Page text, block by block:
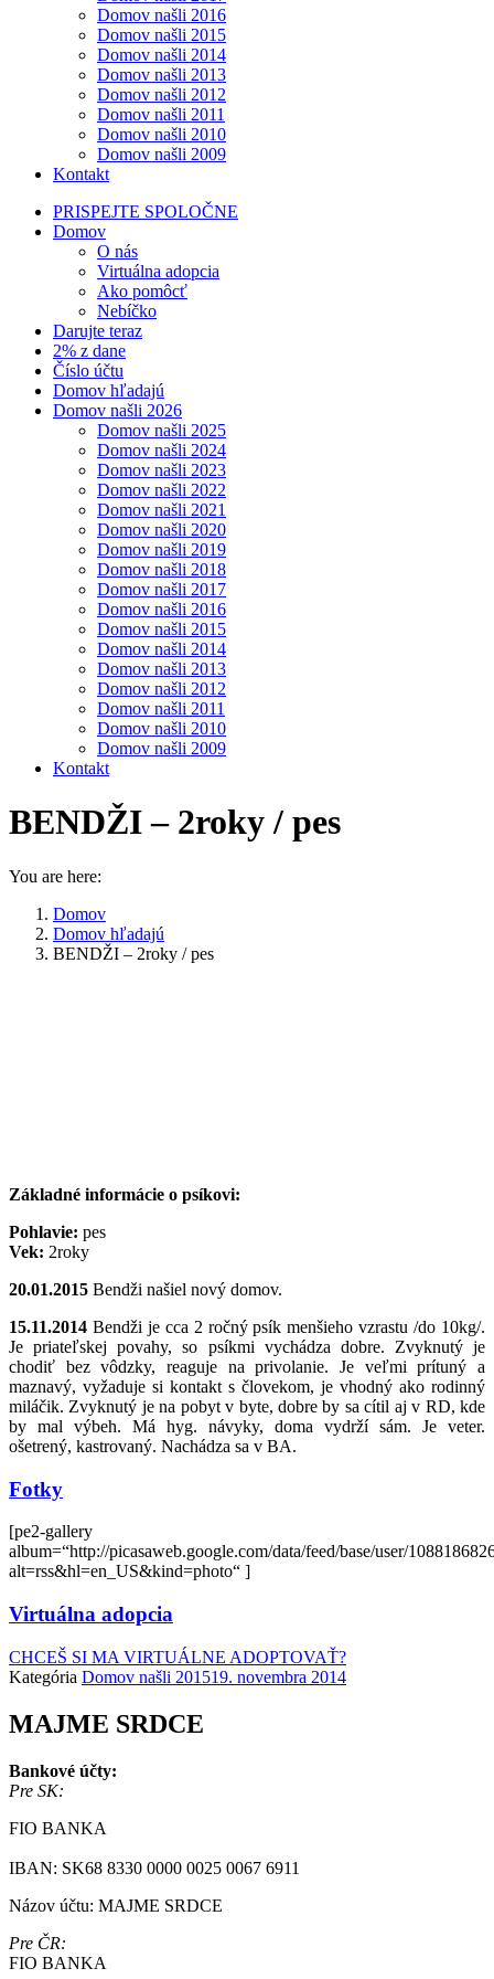
Domov našli 2016
Domov našli 2015
Domov našli 2014
Domov našli 2013
Domov našli 2012
Domov našli 2011
Domov našli 2010
Domov našli 2009
Kontakt
PRISPEJTE SPOLOČNE
Domov
O nás
Virtuálna adopcia
Ako pomôcť
Nebíčko
Darujte teraz
2% z dane
Číslo účtu
Domov hľadajú
Domov našli 2026
Domov našli 2025
Domov našli 2024
Domov našli 2023
Domov našli 2022
Domov našli 2021
Domov našli 2020
Domov našli 2019
Domov našli 2018
Domov našli 2017
Domov našli 2016
Domov našli 2015
Domov našli 2014
Domov našli 2013
Domov našli 2012
Domov našli 2011
Domov našli 2010
Domov našli 2009
Kontakt
BENDŽI – 2roky / pes
You are here:
Domov
Domov hľadajú
BENDŽI – 2roky / pes
Základné informácie o psíkovi:
Pohlavie: pes
Vek: 2roky
20.01.2015 Bendži našiel nový domov.
15.11.2014 Bendži je cca 2 ročný psík menšieho vzrastu /do 10kg/.
Je priateľskej povahy, so psíkmi vychádza dobre. Zvyknutý je
chodiť bez vôdzky, reaguje na privolanie. Je veľmi prítuný a
maznavý, vyžaduje si kontakt s človekom, je vhodný ako rodinný
miláčik. Zvyknutý je na pobyt v byte, dobre by sa cítil aj v RD, kde
by mal výbeh. Má hyg. návyky, doma vydrží sám. Je veter.
ošetrený, kastrovaný. Nachádza sa v BA.
Fotky
[pe2-gallery
album=“http://picasaweb.google.com/data/feed/base/user/
alt=rss&hl=en_US&kind=photo“ ]
Virtuálna adopcia
CHCEŠ SI MA VIRTUÁLNE ADOPTOVAŤ?
Kategória Domov našli 201519. novembra 2014
MAJME SRDCE
Bankové účty:
Pre SK:
FIO BANKA
IBAN: SK68 8330 0000 0025 0067 6911
Názov účtu: MAJME SRDCE
Pre ČR:
FIO BANKA